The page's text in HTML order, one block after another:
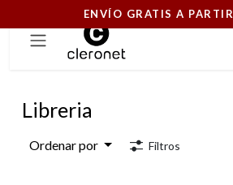
Ir al contenido
Libreria
Ordenar por Filtros
ENVÍO GRATIS A